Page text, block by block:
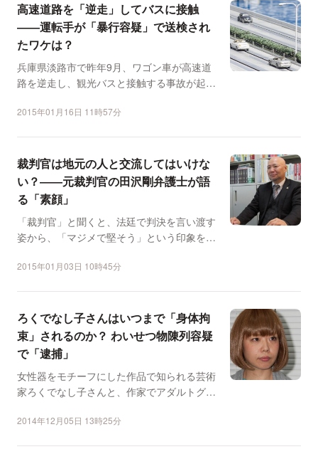
高速道路を「逆走」してバスに接触
――運転手が「暴行容疑」で送検され
たワケは？
兵庫県淡路市で昨年9月、ワゴン車が高速道
路を逆走し、観光バスと接触する事故が起き
2015年01月16日 11時57分
裁判官は地元の人と交流してはいけな
い？――元裁判官の田沢剛弁護士が語
る「素顔」
「裁判官」と聞くと、法廷で判決を言い渡す
姿から、「マジメで堅そう」という印象を抱
2015年01月03日 10時45分
ろくでなし子さんはいつまで「身体拘
束」されるのか？ わいせつ物陳列容疑
で「逮捕」
女性器をモチーフにした作品で知られる芸術
家ろくでなし子さんと、作家でアダルトグッ
2014年12月05日 13時25分